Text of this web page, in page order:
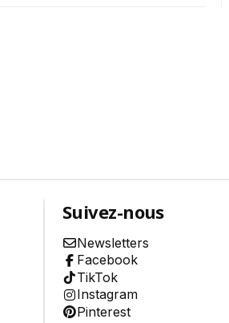
Suivez-nous
Newsletters
Facebook
TikTok
Instagram
Pinterest